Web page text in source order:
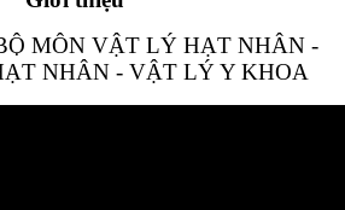
MÔN VẬT LÝ HẠT NHÂN -
NHÂN - VẬT LÝ Y KHOA